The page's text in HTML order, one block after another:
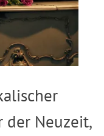
der Neuzeit,